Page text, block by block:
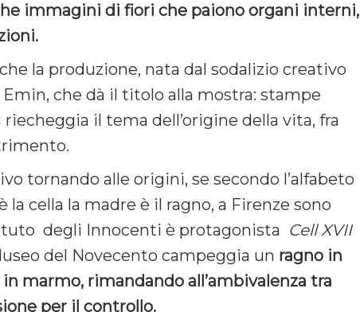
immagini di fiori che paiono organi interni,
la produzione, nata dal sodalizio creativo
che dà il titolo alla mostra: stampe
il tema dell’origine della vita, fra
tornando alle origini, se secondo l’alfabeto
cella la madre è il ragno, a Firenze sono
degli Innocenti è protagonista Cell XVII
del Novecento campeggia un ragno in
marmo, rimandando all’ambivalenza tra
per il controllo.